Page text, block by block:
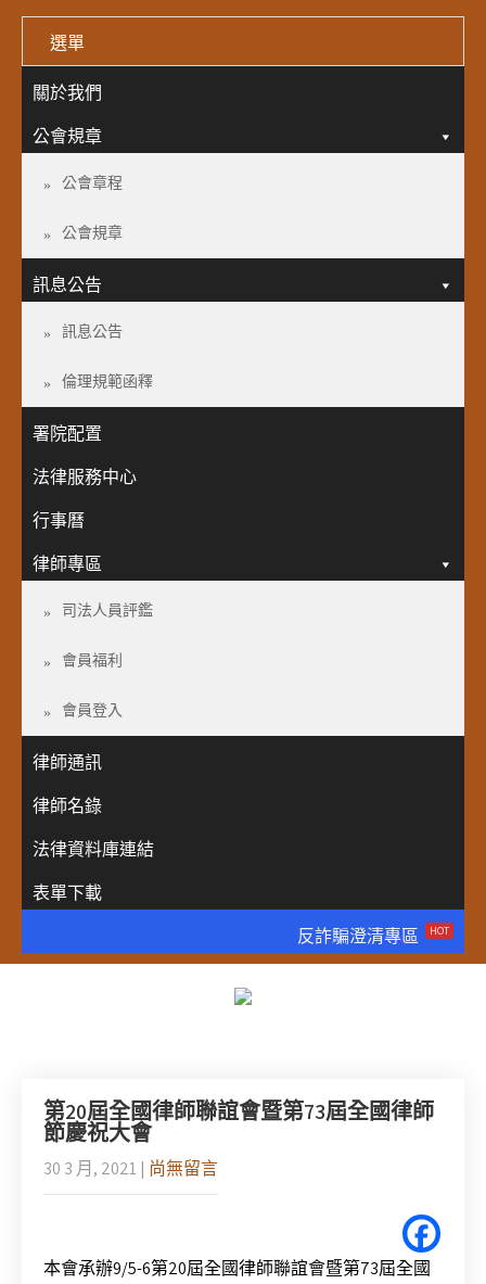
選單
關於我們
公會規章
公會章程
公會規章
訊息公告
訊息公告
倫理規範函釋
署院配置
法律服務中心
行事曆
律師專區
司法人員評鑑
會員福利
會員登入
律師通訊
律師名錄
法律資料庫連結
表單下載
反詐騙澄清專區
HOT
第20屆全國律師聯誼會暨第73屆全國律師
節慶祝大會
30 3 月, 2021 | 尚無留言
本會承辦9/5-6第20屆全國律師聯誼會暨第73屆全國